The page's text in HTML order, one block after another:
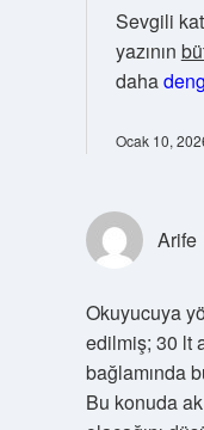
Sevgili
yazının
daha
Ocak 10,
Arife
Okuyucuya
edilmiş; 30 lt
bağlamında
Bu konuda